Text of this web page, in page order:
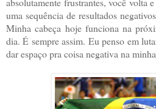
uma sequência de resultados
Minha cabeça hoje funciona na
dia. É sempre assim. Eu penso em
dar espaço pra coisa negativa na